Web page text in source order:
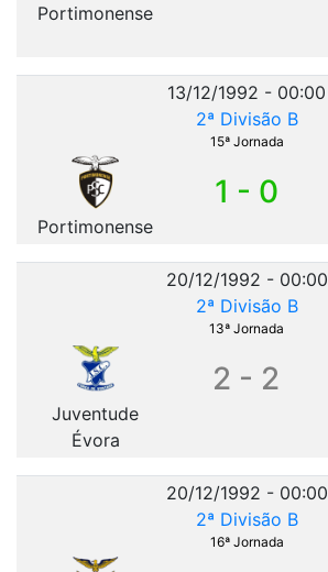
Portimonense
13/12/1992 - 00:00
2ª Divisão B
15ª Jornada
Portimonense
1 - 0
20/12/1992 - 00:00
2ª Divisão B
13ª Jornada
Juventude
Évora
2 - 2
20/12/1992 - 00:00
2ª Divisão B
16ª Jornada